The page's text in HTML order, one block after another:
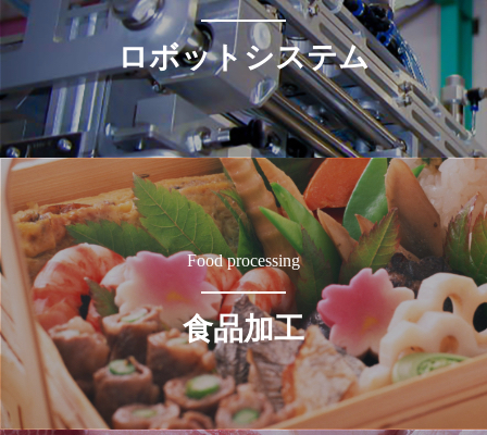
ロボットシステム
Food processing
食品加工